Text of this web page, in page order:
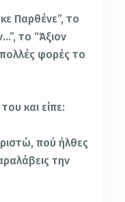
Παρθένε”, το
το “Άξιον
φορές το
και είπε:
πού ήλθες
την